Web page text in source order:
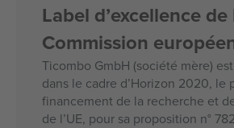
Label d’excellence de
Commission
Ticombo GmbH (société mère)
dans le cadre d’Horizon 2020, le
financement de la recherche et
de l’UE, pour sa proposition n°